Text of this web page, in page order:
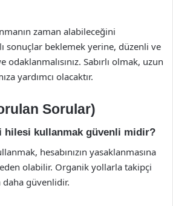
zaman alabileceğini
sonuçlar beklemek yerine, düzenli ve
Sabırlı olmak, uzun
yardımcı olacaktır.
Sorular)
hilesi kullanmak güvenli midir?
hesabınızın yasaklanmasına
olabilir. Organik yollarla takipçi
daha güvenlidir.